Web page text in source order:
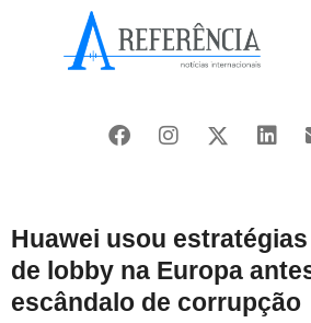
Huawei usou
de lobby na Europa
escândalo de corrupção